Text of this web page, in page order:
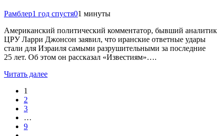
Рамблер1 год спустя01 минуты
Американский политический комментатор, бывший аналитик
ЦРУ Ларри Джонсон заявил, что иранские ответные удары
стали для Израиля самыми разрушительными за последние
25 лет. Об этом он рассказал «Известиям»….
Читать далее
1
2
3
…
9